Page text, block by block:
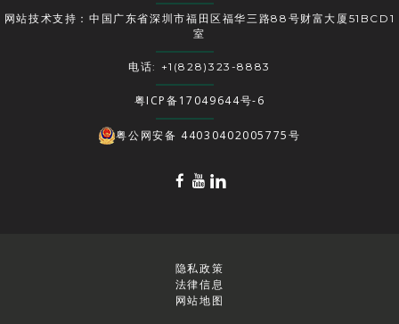
网站技术支持：中国广东省深圳市福田区福华三路88号财富大厦51BCD1
室
电话: +1(828)323-8883
粤ICP备17049644号-6
粤公网安备 44030402005775号
隐私政策
法律信息
网站地图